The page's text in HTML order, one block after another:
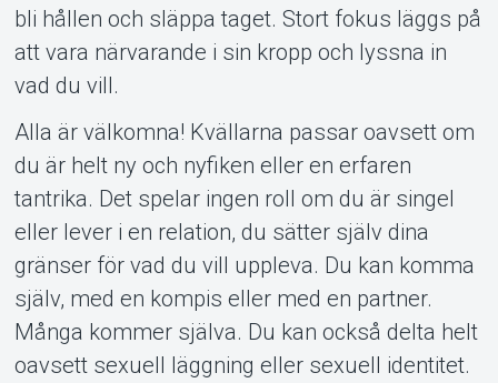
Om Tickster
bli hållen och släppa taget. Stort fokus läggs på
att vara närvarande i sin kropp och lyssna in
vad du vill.
Alla är välkomna! Kvällarna passar oavsett om
du är helt ny och nyfiken eller en erfaren
tantrika. Det spelar ingen roll om du är singel
eller lever i en relation, du sätter själv dina
gränser för vad du vill uppleva. Du kan komma
själv, med en kompis eller med en partner.
Många kommer själva. Du kan också delta helt
oavsett sexuell läggning eller sexuell identitet.